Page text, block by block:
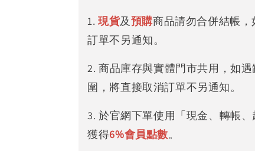
1. 現貨及預購商品請勿合併結帳
訂單不另通知。
2. 商品庫存與實體門市共用，如
圍，將直接取消訂單不另通知。
3. 於官網下單使用「現金、轉帳
獲得6%會員點數。